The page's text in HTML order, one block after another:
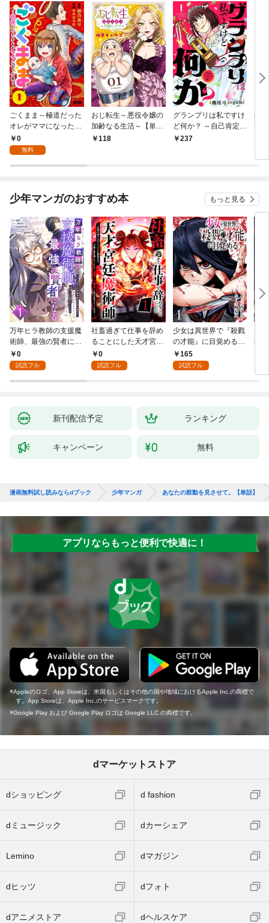
ごくまま～極道だった
オレがママになった話
～【単話】（１）
0
無料
おじ転生～悪役令嬢の
加齢なる生活～【単
話】（１）
118
グランプリは私ですけ
ど何か？ ～自己肯定モ
ンスターのミスコン無
237
後
は
少年マンガのおすすめ本 もっと見る
万年ヒラ教師の支援魔
術師、最強の賢者にな
る～不人気の支援魔術
師は給料泥棒だと魔術
が、出世した元教え子
0
試読フル
社畜過ぎて仕事を辞め
ることにした天才宮廷
魔術師～辺境の地でス
ローライフを夢見る
0
試読フル
少女は異世界で『殺戮
の才能』に目覚める
(話売り) #1
165
試読フル
者
新刊配信予定 ランキング
キャンペーン 無料
漫画無料試し読みならdブック 少年マンガ あなたの鼓動を見させて。【単話】
アプリならもっと便利で快適に！
Appleのロゴ、App Storeは、米国もしくはその他の国や地域におけるApple Inc.の商標で
す。App Storeは、Apple Inc.のサービスマークです。
Google Play および Google Play ロゴは Google LLC の商標です。
dマーケットストア
dショッピング d fashion
dミュージック dカーシェア
Lemino dマガジン
dヒッツ dフォト
dアニメストア dヘルスケア